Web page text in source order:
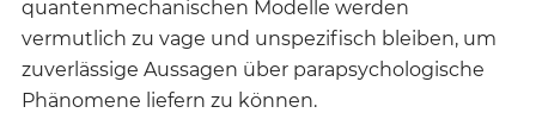
quantenmechanischen Modelle werden
vermutlich zu vage und unspezifisch bleiben, um
zuverlässige Aussagen über parapsychologische
Phänomene liefern zu können.